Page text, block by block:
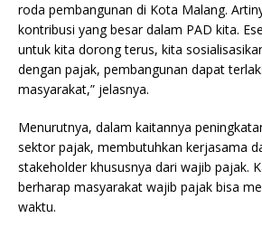
roda pembangunan di Kota Malang.
kontribusi yang besar dalam PAD kita.
untuk kita dorong terus, kita
dengan pajak, pembangunan dapat
masyarakat,” jelasnya.
Menurutnya, dalam kaitannya
sektor pajak, membutuhkan kerjasama
stakeholder khususnya dari wajib pajak.
berharap masyarakat wajib pajak bisa
waktu.